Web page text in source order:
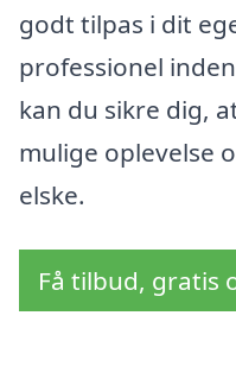
godt tilpas i dit
professionel
kan du sikre dig,
mulige oplevelse
elske.
Få tilbud, gratis